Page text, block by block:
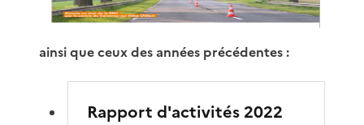
ainsi que ceux des années précédentes :
Rapport d'activités 2022